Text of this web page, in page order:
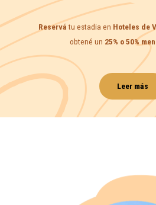
Reservátu estadia en Hoteles de
obtené un 25% o 50%
Leer más